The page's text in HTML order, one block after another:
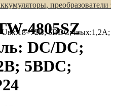
преобразователи
Uвх:18÷72В; 5ВDC; Iвых:1,2А;
4805SZ
DC/DC;
5ВDC;